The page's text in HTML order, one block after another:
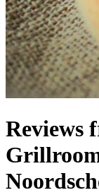
Reviews